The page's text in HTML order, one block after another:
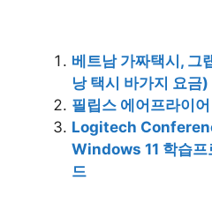
베트남 가짜택시, 그
낭 택시 바가지 요금)
필립스 에어프라이
Logitech
Windows 11 학습프
드